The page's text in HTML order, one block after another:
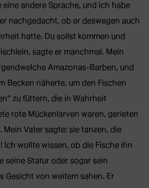
eine andere Sprache, und ich habe
nachgedacht, ob er deswegen auch
hatte. Du sollst kommen und
sagte er manchmal. Mein
Amazonas-Barben, und
Becken näherte, um den Fischen
zu füttern, die in Wahrheit
rote Mückenlarven waren, gerieten
Mein Vater sagte: sie tanzen, die
Ich wollte wissen, ob die Fische ihn
seine Statur oder sogar sein
Gesicht von weitem sahen. Er